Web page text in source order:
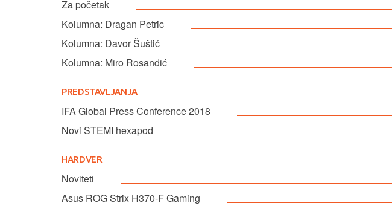
Za početak
Kolumna: Dragan Petric
Kolumna: Davor Šuštić
Kolumna: Miro Rosandić
PREDSTAVLJANJA
IFA Global Press Conference 2018
Novi STEMI hexapod
HARDVER
Noviteti
Asus ROG Strix H370-F Gaming